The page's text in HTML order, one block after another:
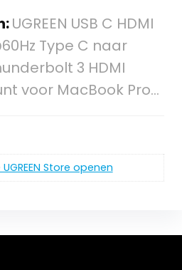
UGREEN USB C HDMI
Type C naar
3 HDMI
voor MacBook Pro…
UGREEN Store openen